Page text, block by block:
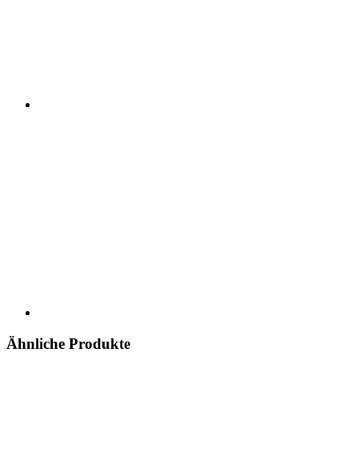
Ähnliche Produkte